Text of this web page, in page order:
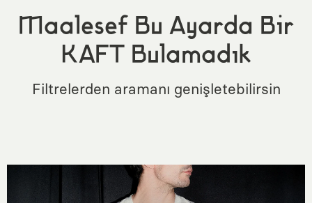
Maalesef Bu Ayarda Bir
KAFT Bulamadık
Filtrelerden aramanı genişletebilirsin